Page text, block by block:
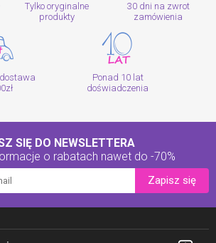
Tylko oryginalne
produkty
30 dni na zwrot
zamówienia
Ponad 10 lat
doświadczenia
SIĘ DO NEWSLETTERA
o rabatach nawet do -70%
Zapisz się